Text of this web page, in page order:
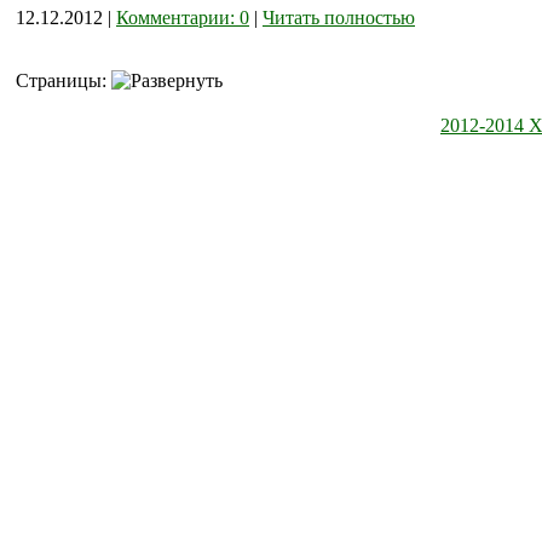
12.12.2012 | Комментарии: 0 | Читать полностью
Страницы:
2012-2014